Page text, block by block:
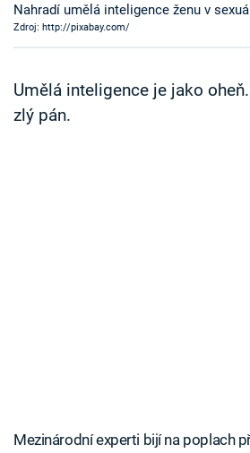
Sledujte nás
Nahradí umělá inteligence ženu v
Zdroj: http://pixabay.com/
Umělá inteligence je jako
zlý pán.
Mezinárodní experti bijí na poplach